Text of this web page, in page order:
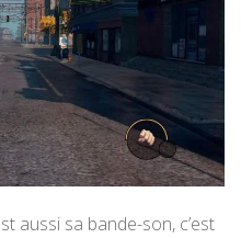
aussi sa bande-son, c’est